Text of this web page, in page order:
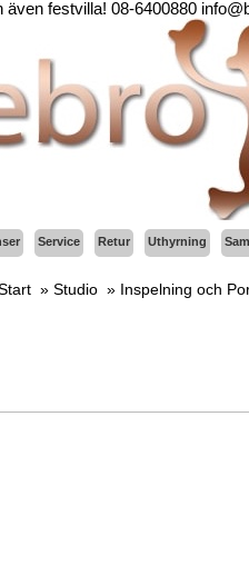
festvilla! 08-6400880
Service Retur Uthyrning
» Studio » Inspelning och